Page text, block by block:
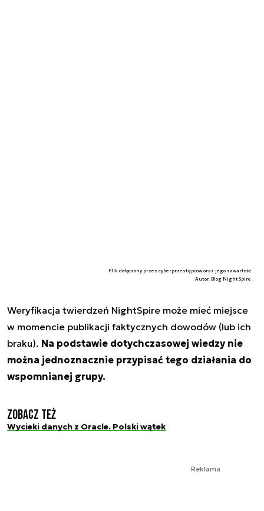
Plik dołączony przez cyberprzestępców oraz jego zawartość
Autor. Blog NightSpire
Weryfikacja twierdzeń NightSpire może mieć miejsce
w momencie publikacji faktycznych dowodów (lub ich
braku). Na podstawie dotychczasowej wiedzy nie
można jednoznacznie przypisać tego działania do
wspomnianej grupy.
Zobacz też
Wycieki danych z Oracle. Polski wątek
Reklama